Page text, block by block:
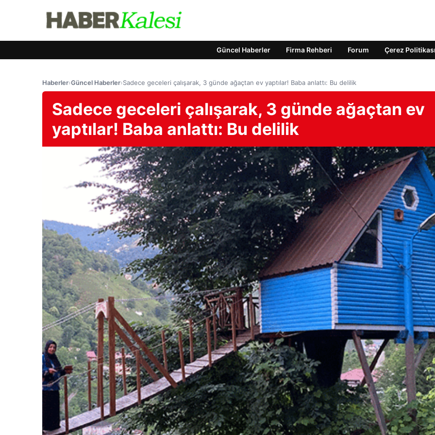
Güncel Haberler Firma Rehberi Forum Çerez Politikası
Haberler›Güncel Haberler›Sadece geceleri çalışarak, 3 günde ağaçtan ev yaptılar! Baba anlattı: Bu delilik
Sadece geceleri çalışarak, 3 günde ağaçtan ev
yaptılar! Baba anlattı: Bu delilik